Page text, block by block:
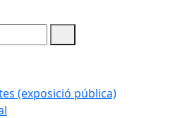
(exposició pública)